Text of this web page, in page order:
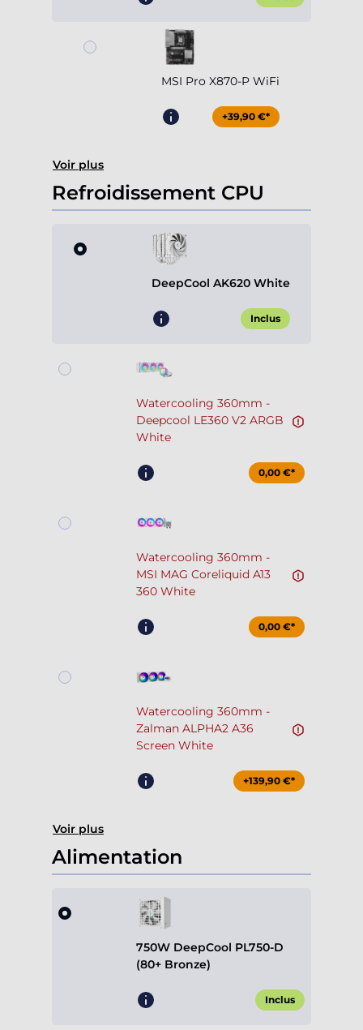
MSI Pro X870-P WiFi
+39,90 €*
Voir plus
Refroidissement CPU
DeepCool AK620 White
Inclus
Watercooling 360mm -
Deepcool LE360 V2 ARGB
White
0,00 €*
Watercooling 360mm -
MSI MAG Coreliquid A13
360 White
0,00 €*
Watercooling 360mm -
Zalman ALPHA2 A36
Screen White
+139,90 €*
Voir plus
Alimentation
750W DeepCool PL750-D
(80+ Bronze)
Inclus